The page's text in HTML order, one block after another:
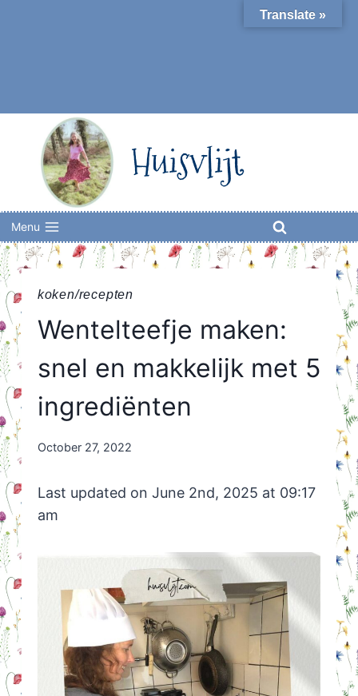
Huisvlijt
Menu
koken/recepten
Wentelteefje maken:
snel en makkelijk met 5
ingrediënten
By
October 27, 2022
Last updated on June 2nd, 2025 at 09:17
am
Translate »